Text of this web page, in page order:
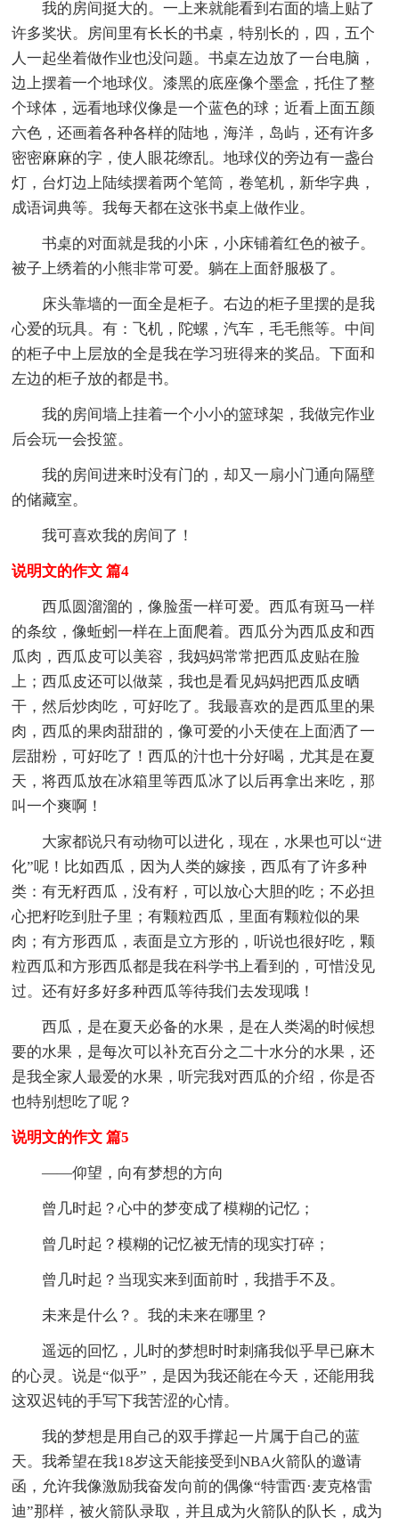
我的房间挺大的。一上来就能看到右面的墙上贴了
许多奖状。房间里有长长的书桌，特别长的，四，五个
人一起坐着做作业也没问题。书桌左边放了一台电脑，
边上摆着一个地球仪。漆黑的底座像个墨盒，托住了整
个球体，远看地球仪像是一个蓝色的球；近看上面五颜
六色，还画着各种各样的陆地，海洋，岛屿，还有许多
密密麻麻的字，使人眼花缭乱。地球仪的旁边有一盏台
灯，台灯边上陆续摆着两个笔筒，卷笔机，新华字典，
成语词典等。我每天都在这张书桌上做作业。
书桌的对面就是我的小床，小床铺着红色的被子。
被子上绣着的小熊非常可爱。躺在上面舒服极了。
床头靠墙的一面全是柜子。右边的柜子里摆的是我
心爱的玩具。有：飞机，陀螺，汽车，毛毛熊等。中间
的柜子中上层放的全是我在学习班得来的奖品。下面和
左边的柜子放的都是书。
我的房间墙上挂着一个小小的篮球架，我做完作业
后会玩一会投篮。
我的房间进来时没有门的，却又一扇小门通向隔壁
的储藏室。
我可喜欢我的房间了！
说明文的作文 篇4
西瓜圆溜溜的，像脸蛋一样可爱。西瓜有斑马一样
的条纹，像蚯蚓一样在上面爬着。西瓜分为西瓜皮和西
瓜肉，西瓜皮可以美容，我妈妈常常把西瓜皮贴在脸
上；西瓜皮还可以做菜，我也是看见妈妈把西瓜皮晒
干，然后炒肉吃，可好吃了。我最喜欢的是西瓜里的果
肉，西瓜的果肉甜甜的，像可爱的小天使在上面洒了一
层甜粉，可好吃了！西瓜的汁也十分好喝，尤其是在夏
天，将西瓜放在冰箱里等西瓜冰了以后再拿出来吃，那
叫一个爽啊！
大家都说只有动物可以进化，现在，水果也可以“进
化”呢！比如西瓜，因为人类的嫁接，西瓜有了许多种
类：有无籽西瓜，没有籽，可以放心大胆的吃；不必担
心把籽吃到肚子里；有颗粒西瓜，里面有颗粒似的果
肉；有方形西瓜，表面是立方形的，听说也很好吃，颗
粒西瓜和方形西瓜都是我在科学书上看到的，可惜没见
过。还有好多好多种西瓜等待我们去发现哦！
西瓜，是在夏天必备的水果，是在人类渴的时候想
要的水果，是每次可以补充百分之二十水分的水果，还
是我全家人最爱的水果，听完我对西瓜的介绍，你是否
也特别想吃了呢？
说明文的作文 篇5
——仰望，向有梦想的方向
曾几时起？心中的梦变成了模糊的记忆；
曾几时起？模糊的记忆被无情的现实打碎；
曾几时起？当现实来到面前时，我措手不及。
未来是什么？。我的未来在哪里？
遥远的回忆，儿时的梦想时时刺痛我似乎早已麻木
的心灵。说是“似乎”，是因为我还能在今天，还能用我
这双迟钝的手写下我苦涩的心情。
我的梦想是用自己的双手撑起一片属于自己的蓝
天。我希望在我18岁这天能接受到NBA火箭队的邀请
函，允许我像激励我奋发向前的偶像“特雷西·麦克格雷
迪”那样，被火箭队录取，并且成为火箭队的队长，成为